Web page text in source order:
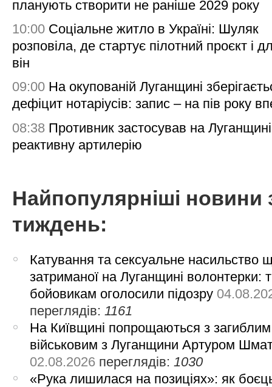
планують створити не раніше 2029 року
10:00 Соціальне житло в Україні: Шуляк
розповіла, де стартує пілотний проєкт і
він
09:00 На окупованій Луганщині
дефіцит нотаріусів: запис – на пів року
08:38 Противник застосував на Луганщині
реактивну артилерію
Найпопулярніші новини
тиждень:
Катування та сексуальне насильство
затриманої на Луганщині волонтерки:
бойовикам оголосили підозру
переглядів: 1161
На Київщині попрощаються з загиблим
військовим з Луганщини Артуром
02.08.2026 переглядів: 1030
«Рука лишилася на позиціях»: як